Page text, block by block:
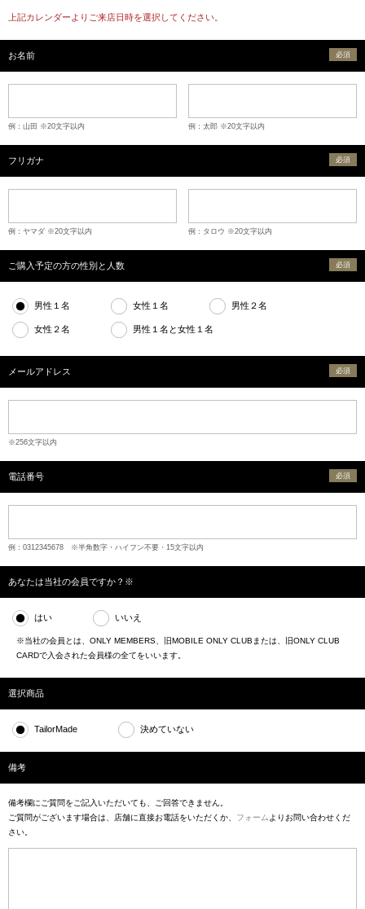
上記カレンダーよりご来店日時を選択してください。
お名前 必須
例：山田 ※20文字以内 例：太郎 ※20文字以内
フリガナ 必須
例：ヤマダ ※20文字以内 例：タロウ ※20文字以内
ご購入予定の方の性別と人数 必須
男性１名 女性１名 男性２名
女性２名 男性１名と女性１名
メールアドレス 必須
※256文字以内
電話番号 必須
例：0312345678 ※半角数字・ハイフン不要・15文字以内
あなたは当社の会員ですか？※
はい いいえ
※当社の会員とは、ONLY MEMBERS、旧MOBILE ONLY CLUBまたは、旧ONLY CLUB
CARDで入会された会員様の全てをいいます。
選択商品
TailorMade 決めていない
備考
備考欄にご質問をご記入いただいても、ご回答できません。
ご質問がございます場合は、店舗に直接お電話をいただくか、 フォーム よりお問い合わせくだ
さい。